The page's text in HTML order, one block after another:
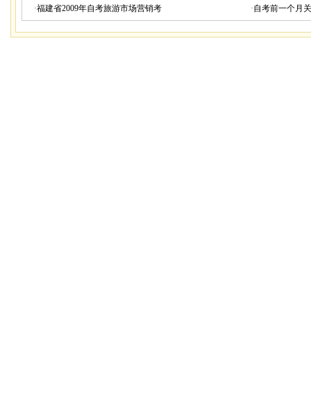
·福建省2009年自考旅游市场营销考 ·自考前一个月